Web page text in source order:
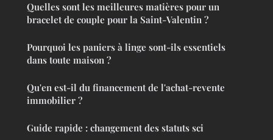
Quelles sont les meilleures matières pour un
bracelet de couple pour la Saint-Valentin ?
Pourquoi les paniers à linge sont-ils essentiels
dans toute maison ?
Qu'en est-il du financement de l'achat-revente
immobilier ?
Guide rapide : changement des statuts sci